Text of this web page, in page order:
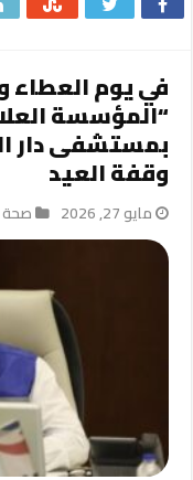
في يوم العطاء
“المؤسسة
بمستشفى دار
وقفة العيد
مايو 27, 2026 صحة